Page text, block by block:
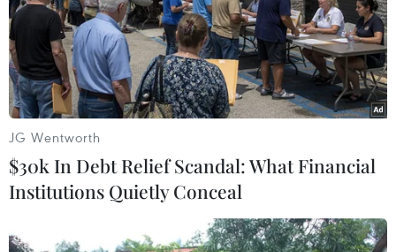
07/08/2026 11:38
Xem trực tiếp Việt Nam-Campuchia
tại ASEAN Cup 2026 trên kênh nào?
07/08/2026 09:49
Nhận định Singapore vs
đấu giành tấm vé bán kết duy nhất
JG Wentworth
$30k In Debt Relief Scandal: What Financial
Institutions Quietly Conceal